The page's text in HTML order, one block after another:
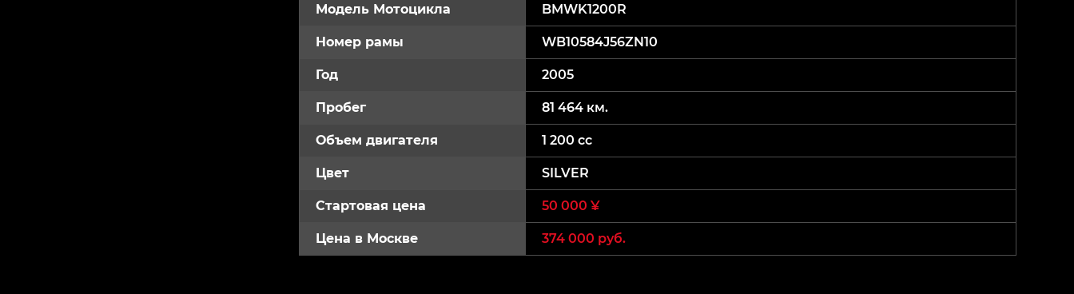
Модель Мотоцикла BMWK1200R
Номер рамы WB10584J56ZN10
Год 2005
Пробег 81 464 км.
Объем двигателя 1 200 cc
Цвет SILVER
Стартовая цена 50 000 ¥
Цена в Москве 374 000 руб.